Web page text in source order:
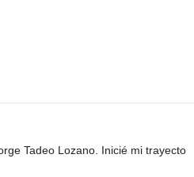
Tadeo Lozano. Inicié mi trayecto